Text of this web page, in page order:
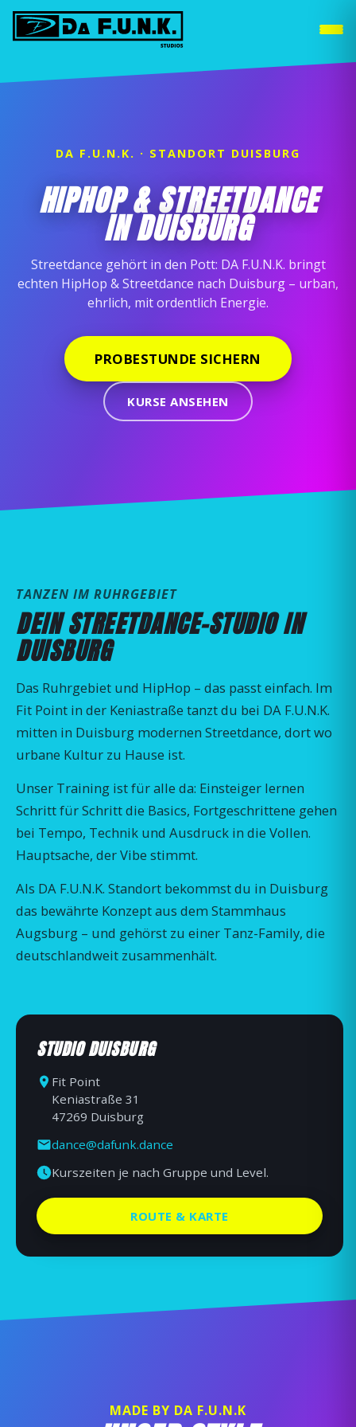
DUISBURG
WEITERE STANDORTE »
DA F.U.N.K. · STANDORT DUISBURG
HIPHOP & STREETDANCE
IN DUISBURG
Streetdance gehört in den Pott: DA F.U.N.K. bringt
echten HipHop & Streetdance nach Duisburg – urban,
ehrlich, mit ordentlich Energie.
PROBESTUNDE SICHERN
KURSE ANSEHEN
TANZEN IM RUHRGEBIET
DEIN STREETDANCE-STUDIO IN
DUISBURG
Das Ruhrgebiet und HipHop – das passt einfach. Im
Fit Point in der Keniastraße tanzt du bei DA F.U.N.K.
mitten in Duisburg modernen Streetdance, dort wo
urbane Kultur zu Hause ist.
Unser Training ist für alle da: Einsteiger lernen
Schritt für Schritt die Basics, Fortgeschrittene gehen
bei Tempo, Technik und Ausdruck in die Vollen.
Hauptsache, der Vibe stimmt.
Als DA F.U.N.K. Standort bekommst du in Duisburg
das bewährte Konzept aus dem Stammhaus
Augsburg – und gehörst zu einer Tanz-Family, die
deutschlandweit zusammenhält.
STUDIO DUISBURG
Fit Point
Keniastraße 31
47269 Duisburg
dance@dafunk.dance
Kurszeiten je nach Gruppe und Level.
ROUTE & KARTE
MADE BY DA F.U.N.K